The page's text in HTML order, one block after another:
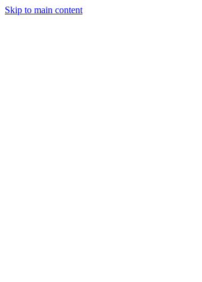
Skip to main content